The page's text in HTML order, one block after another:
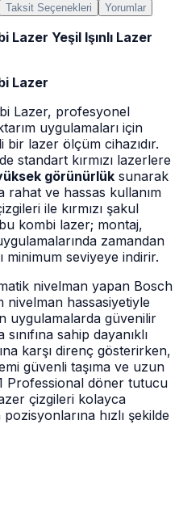
Taksit Seçenekleri Yorumlar
Lazer Yeşil Işınlı Lazer
Lazer
Lazer, profesyonel
uygulamaları için
lazer ölçüm cihazıdır.
standart kırmızı lazerlere
görünürlük sunarak
rahat ve hassas kullanım
ile kırmızı şakul
kombi lazer; montaj,
zamandan
minimum seviyeye indirir.
nivelman yapan Bosch
nivelman hassasiyetiyle
uygulamalarda güvenilir
sahip dayanıklı
karşı direnç gösterirken,
güvenli taşıma ve uzun
Professional döner tutucu
çizgileri kolayca
hızlı şekilde